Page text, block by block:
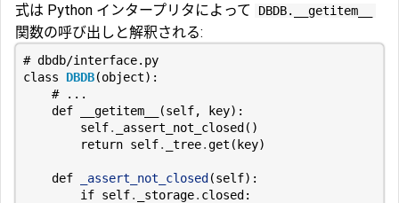
式は Python インタープリタによって
DBDB.__getitem__
関数の呼び出しと解釈される:
# dbdb/interface.py
class
DBDB(object):
# ...
def
__getitem__ (self, key):
self. _assert_not_closed ()
return self. _tree.get ( key)
def _assert_not_closed (self):
if self. _storage. closed :